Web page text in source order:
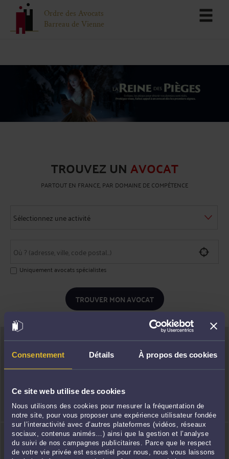
Consentement Détails À propos des cookies
Ce site web utilise des cookies
Nous utilisons des cookies pour mesurer la fréquentation de
notre site, pour vous proposer une expérience utilisateur fondée
sur l’interactivité avec d’autres plateformes (vidéos, réseaux
sociaux, contenus animés…) ainsi que la gestion et l’analyse
du suivi de nos campagnes publicitaires. Parce que le respect
de votre vie privée est essentiel pour nous, nous vous laissons
Ordre des Avocats
Barreau de Vienne
TROUVEZ UNAVOCAT
PARTOUT EN FRANCE, PAR DOMAINE DE COMPÉTENCE
Uniquement avocats spécialistes
TROUVER MON AVOCAT
Prendre rendez-
vous